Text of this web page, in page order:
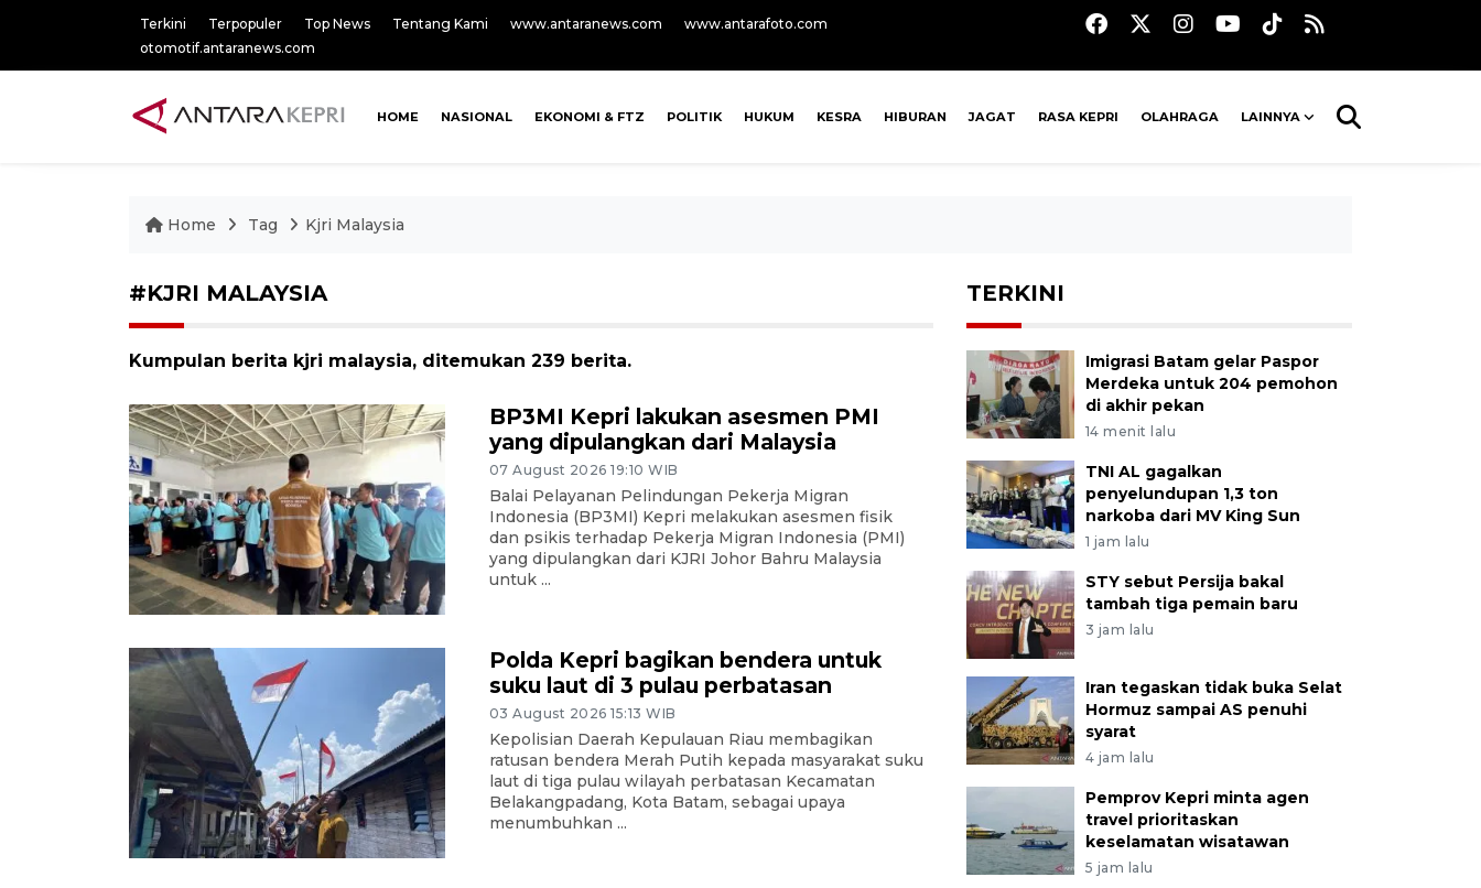
Terkini Terpopuler Top News Tentang Kami www.antaranews.com
www.antarafoto.com
otomotif.antaranews.com
HOME NASIONAL EKONOMI & FTZ POLITIK HUKUM KESRA HIBURAN JAGAT RASA KEPRI OLAHRAGA LAINNYA
Home Tag Kjri Malaysia
#KJRI MALAYSIA
Kumpulan berita kjri malaysia, ditemukan 239 berita.
BP3MI Kepri lakukan asesmen PMI
yang dipulangkan dari Malaysia
07 August 2026 19:10 WIB
Balai Pelayanan Pelindungan Pekerja Migran
Indonesia (BP3MI) Kepri melakukan asesmen fisik
dan psikis terhadap Pekerja Migran Indonesia (PMI)
yang dipulangkan dari KJRI Johor Bahru Malaysia
untuk ...
Polda Kepri bagikan bendera untuk
suku laut di 3 pulau perbatasan
03 August 2026 15:13 WIB
Kepolisian Daerah Kepulauan Riau membagikan
ratusan bendera Merah Putih kepada masyarakat suku
laut di tiga pulau wilayah perbatasan Kecamatan
Belakangpadang, Kota Batam, sebagai upaya
menumbuhkan ...
TERKINI
Imigrasi Batam gelar Paspor
Merdeka untuk 204 pemohon
di akhir pekan
14 menit lalu
TNI AL gagalkan
penyelundupan 1,3 ton
narkoba dari MV King Sun
1 jam lalu
STY sebut Persija bakal
tambah tiga pemain baru
3 jam lalu
Iran tegaskan tidak buka Selat
Hormuz sampai AS penuhi
syarat
4 jam lalu
Pemprov Kepri minta agen
travel prioritaskan
keselamatan wisatawan
5 jam lalu